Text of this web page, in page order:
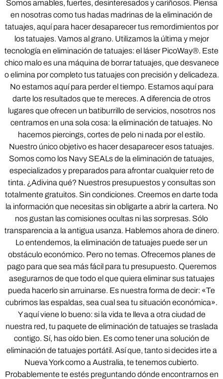
Somos amables, fuertes, desinteresados y cariñosos. Piensa
en nosotras como tus hadas madrinas de la eliminación de
tatuajes, aquí para hacer desaparecer tus remordimientos por
los tatuajes. Vamos al grano. Utilizamos la última y mejor
tecnología en eliminación de tatuajes: el láser PicoWay®. Este
chico malo es una máquina de borrar tatuajes, que desvanece
o elimina por completo tus tatuajes con precisión y delicadeza.
No estamos aquí para perder el tiempo. Estamos aquí para
darte los resultados que te mereces. A diferencia de otros
lugares que ofrecen un batiburrillo de servicios, nosotros nos
centramos en una sola cosa: la eliminación de tatuajes. No
hacemos piercings, cortes de pelo ni nada por el estilo.
Nuestro único objetivo es hacer desaparecer esos tatuajes.
Somos como los Navy SEALs de la eliminación de tatuajes,
especializados y preparados para afrontar cualquier reto de
tinta. ¿Adivina qué? Nuestros presupuestos y consultas son
totalmente gratuitos. Sin condiciones. Creemos en darte toda
la información que necesitas sin obligarte a abrir la cartera. No
nos gustan las comisiones ocultas ni las sorpresas. Sólo
transparencia a la antigua usanza. Hablemos ahora de dinero.
Lo entendemos, la eliminación de tatuajes puede ser un
obstáculo económico. Pero no temas. Ofrecemos planes de
pago para que sea más fácil para tu presupuesto. Queremos
asegurarnos de que todo el que quiera eliminar sus tatuajes
pueda hacerlo sin arruinarse. Es nuestra forma de decir: «Te
cubrimos las espaldas, sea cual sea tu situación económica».
Y aquí viene lo bueno: si la vida te lleva a otra ciudad de
nuestra red, tu paquete de eliminación de tatuajes se traslada
contigo. Sí, has oído bien. Es como tener una solución de
eliminación de tatuajes portátil. Así que, tanto si decides irte a
Nueva York como a Australia, te tenemos cubierto.
Probablemente te estés preguntando dónde encontrarnos en